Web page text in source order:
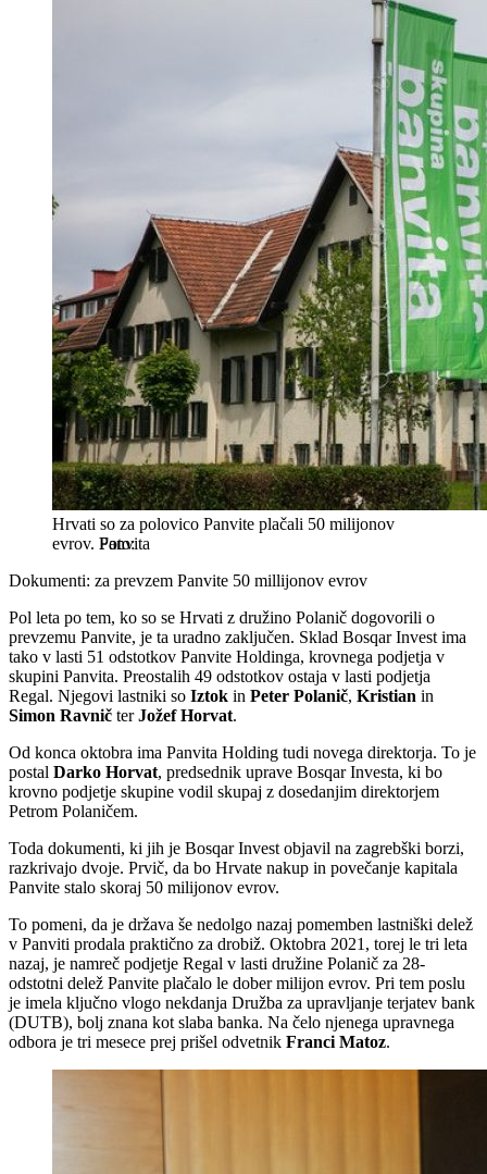
Hrvati so za polovico Panvite plačali 50 milijonov
evrov. Panvita
Dokumenti: za prevzem Panvite 50 millijonov evrov
Pol leta po tem, ko so se Hrvati z družino Polanič dogovorili o
prevzemu Panvite, je ta uradno zaključen. Sklad Bosqar Invest ima
tako v lasti 51 odstotkov Panvite Holdinga, krovnega podjetja v
skupini Panvita. Preostalih 49 odstotkov ostaja v lasti podjetja
Regal. Njegovi lastniki so Iztok in Peter Polanič, Kristian in
Simon Ravnič terJožef Horvat.
Od konca oktobra ima Panvita Holding tudi novega direktorja. To je
postal Darko Horvat, predsednik uprave Bosqar Investa, ki bo
krovno podjetje skupine vodil skupaj z dosedanjim direktorjem
Petrom Polaničem.
Toda dokumenti, ki jih je Bosqar Invest objavil na zagrebški borzi,
razkrivajo dvoje. Prvič, da bo Hrvate nakup in povečanje kapitala
Panvite stalo skoraj 50 milijonov evrov.
To pomeni, da je država še nedolgo nazaj pomemben lastniški delež
v Panviti prodala praktično za drobiž. Oktobra 2021, torej le tri leta
nazaj, je namreč podjetje Regal v lasti družine Polanič za 28-
odstotni delež Panvite plačalo le dober milijon evrov. Pri tem poslu
je imela ključno vlogo nekdanja Družba za upravljanje terjatev bank
(DUTB), bolj znana kot slaba banka. Na čelo njenega upravnega
odbora je tri mesece prej prišel odvetnik Franci Matoz.